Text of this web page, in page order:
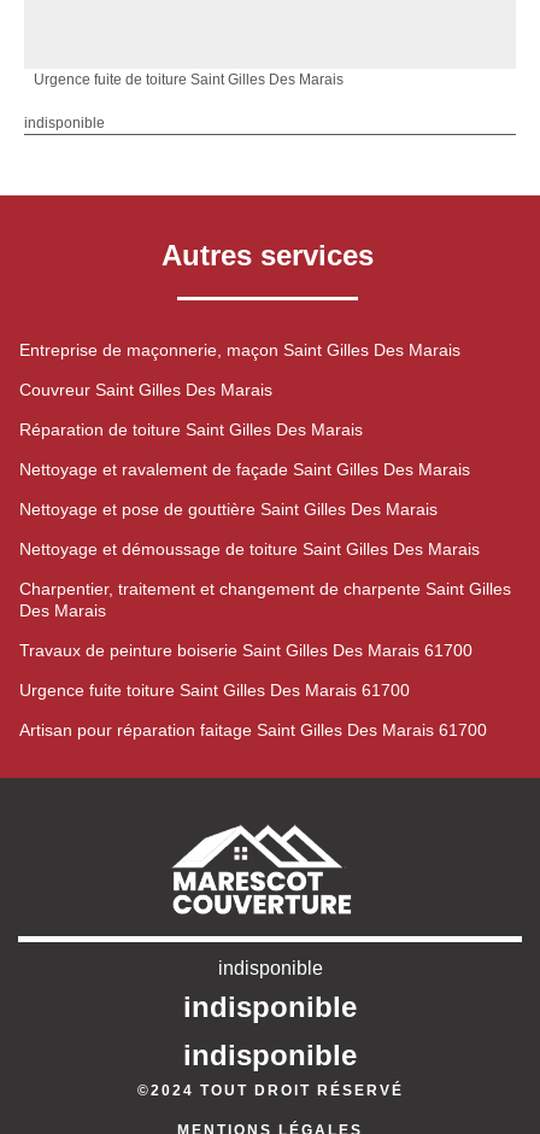
Urgence fuite de toiture Saint Gilles Des Marais
indisponible
Autres services
Entreprise de maçonnerie, maçon Saint Gilles Des Marais
Couvreur Saint Gilles Des Marais
Réparation de toiture Saint Gilles Des Marais
Nettoyage et ravalement de façade Saint Gilles Des Marais
Nettoyage et pose de gouttière Saint Gilles Des Marais
Nettoyage et démoussage de toiture Saint Gilles Des Marais
Charpentier, traitement et changement de charpente Saint Gilles
Des Marais
Travaux de peinture boiserie Saint Gilles Des Marais 61700
Urgence fuite toiture Saint Gilles Des Marais 61700
Artisan pour réparation faitage Saint Gilles Des Marais 61700
indisponible
indisponible
indisponible
©2024 TOUT DROIT RÉSERVÉ
MENTIONS LÉGALES